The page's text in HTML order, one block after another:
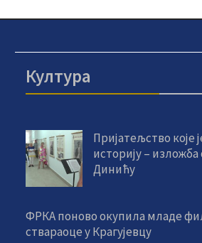
Култура
Пријатељство које
историју –
Динићу
ФРКА поново окупила младе
ствараоце у Крагујевцу